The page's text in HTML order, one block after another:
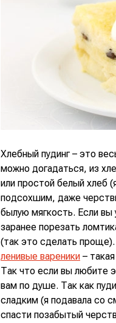
Хлебный пудинг – это
можно догадаться, из
или простой белый хлеб
подсохшим, даже
былую мягкость. Если вы
заранее порезать
(так это сделать
ленивые вареники –
Так что если вы любите
вам по душе. Так как
сладким (я подавала со
спасти позабытый